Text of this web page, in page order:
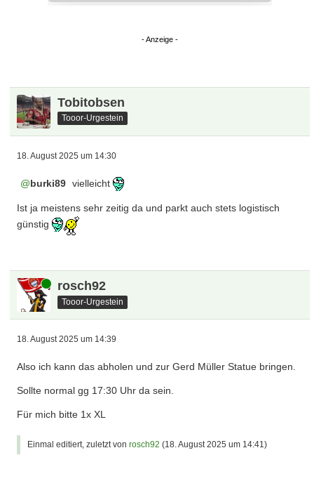
Tobitobsen
Tooor-Urgestein
18. August 2025 um 14:30
burki89 vielleicht
Ist ja meistens sehr zeitig da und parkt auch stets logistisch
günstig
Online rosch92
Tooor-Urgestein
18. August 2025 um 14:39
Also ich kann das abholen und zur Gerd Müller Statue bringen.
Sollte normal gg 17:30 Uhr da sein.
Für mich bitte 1x XL
Einmal editiert, zuletzt vonrosch92 (18. August 2025 um 14:41)